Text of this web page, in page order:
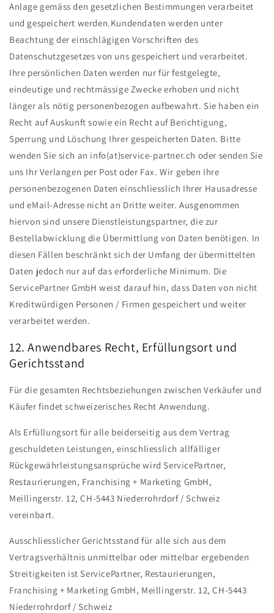
Anlage gemäss den gesetzlichen Bestimmungen verarbeitet
und gespeichert werden.Kundendaten werden unter
Beachtung der einschlägigen Vorschriften des
Datenschutzgesetzes von uns gespeichert und verarbeitet.
Ihre persönlichen Daten werden nur für festgelegte,
eindeutige und rechtmässige Zwecke erhoben und nicht
länger als nötig personenbezogen aufbewahrt. Sie haben ein
Recht auf Auskunft sowie ein Recht auf Berichtigung,
Sperrung und Löschung Ihrer gespeicherten Daten. Bitte
wenden Sie sich an info(at)service-partner.ch oder senden Sie
uns Ihr Verlangen per Post oder Fax. Wir geben Ihre
personenbezogenen Daten einschliesslich Ihrer Hausadresse
und eMail-Adresse nicht an Dritte weiter. Ausgenommen
hiervon sind unsere Dienstleistungspartner, die zur
Bestellabwicklung die Übermittlung von Daten benötigen. In
diesen Fällen beschränkt sich der Umfang der übermittelten
Daten jedoch nur auf das erforderliche Minimum. Die
ServicePartner GmbH weist darauf hin, dass Daten von nicht
Kreditwürdigen Personen / Firmen gespeichert und weiter
verarbeitet werden.
12. Anwendbares Recht, Erfüllungsort und
Gerichtsstand
Für die gesamten Rechtsbeziehungen zwischen Verkäufer und
Käufer findet schweizerisches Recht Anwendung.
Als Erfüllungsort für alle beiderseitig aus dem Vertrag
geschuldeten Leistungen, einschliesslich allfälliger
Rückgewährleistungsansprüche wird ServicePartner,
Restaurierungen, Franchising + Marketing GmbH,
Meillingerstr. 12, CH-5443 Niederrohrdorf / Schweiz
vereinbart.
Ausschliesslicher Gerichtsstand für alle sich aus dem
Vertragsverhältnis unmittelbar oder mittelbar ergebenden
Streitigkeiten ist ServicePartner, Restaurierungen,
Franchising + Marketing GmbH, Meillingerstr. 12, CH-5443
Niederrohrdorf / Schweiz